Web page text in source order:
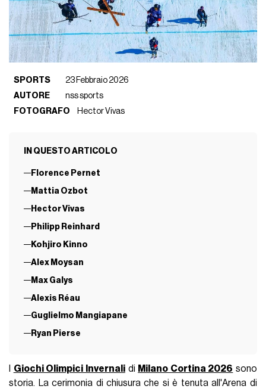
SPORTS
23 Febbraio 2026
AUTORE
nss sports
FOTOGRAFO
Hector Vivas
IN QUESTO ARTICOLO
Florence Pernet
Mattia Ozbot
Hector Vivas
Philipp Reinhard
Kohjiro Kinno
Alex Moysan
Max Galys
Alexis Réau
Guglielmo Mangiapane
Ryan Pierse
Giochi Olimpici Invernalidi Milano Cortina 2026 sono
storia. La cerimonia di chiusura che si è tenuta all'Arena di